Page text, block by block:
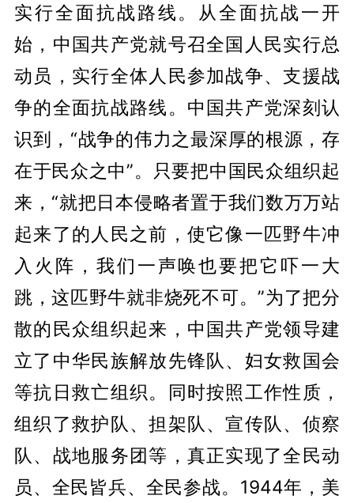
实行全面抗战路线。从全面抗战一开
始，中国共产党就号召全国人民实行总
动员，实行全体人民参加战争、支援战
争的全面抗战路线。中国共产党深刻认
识到，“战争的伟力之最深厚的根源，存
在于民众之中”。只要把中国民众组织起
来，“就把日本侵略者置于我们数万万站
起来了的人民之前，使它像一匹野牛冲
入火阵，我们一声唤也要把它吓一大
跳，这匹野牛就非烧死不可。”为了把分
散的民众组织起来，中国共产党领导建
立了中华民族解放先锋队、妇女救国会
等抗日救亡组织。同时按照工作性质，
组织了救护队、担架队、宣传队、侦察
队、战地服务团等，真正实现了全民动
员、全民皆兵、全民参战。1944年，美